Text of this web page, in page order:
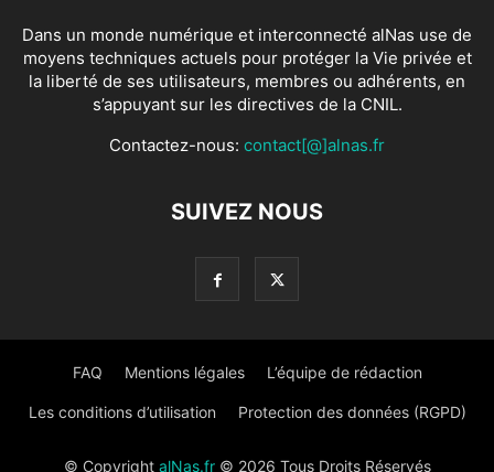
Dans un monde numérique et interconnecté alNas use de
moyens techniques actuels pour protéger la Vie privée et
la liberté de ses utilisateurs, membres ou adhérents, en
s’appuyant sur les directives de la CNIL.
Contactez-nous: contact[@]alnas.fr
SUIVEZ NOUS
FAQ Mentions légales L’équipe de rédaction
Les conditions d’utilisation Protection des données (RGPD)
© Copyright alNas.fr© 2026 Tous Droits Réservés